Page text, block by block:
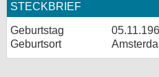
STECKBRIEF
Geburtstag
Geburtsort